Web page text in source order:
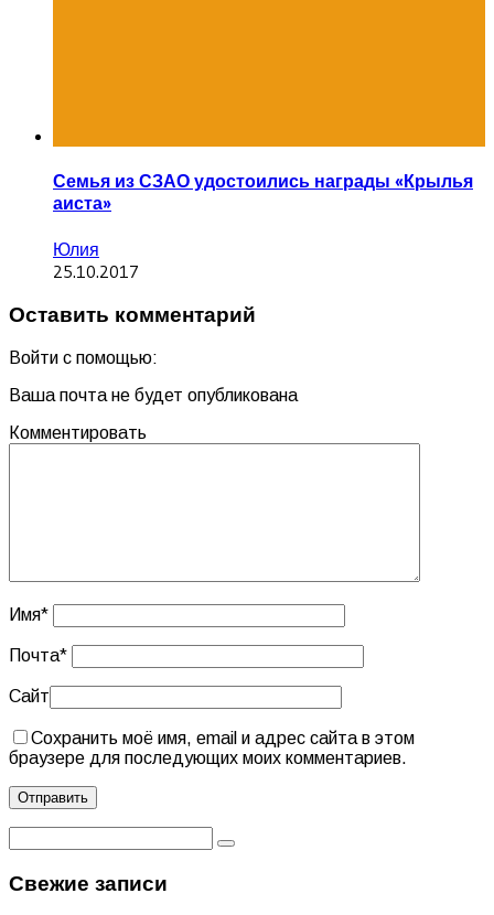
Семья из СЗАО удостоились награды «Крылья
аиста»
Юлия
25.10.2017
Оставить комментарий
Войти с помощью:
Ваша почта не будет опубликована
Комментировать
Имя*
Почта*
Сайт
Сохранить моё имя, email и адрес сайта в этом
браузере для последующих моих комментариев.
Свежие записи